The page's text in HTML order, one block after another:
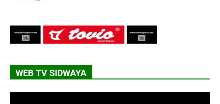
WEB TV SIDWAYA